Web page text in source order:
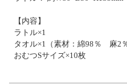
【内容】
ラトル×1
タオル×1（素材：綿98％ 麻2％
おむつSサイズ×10枚